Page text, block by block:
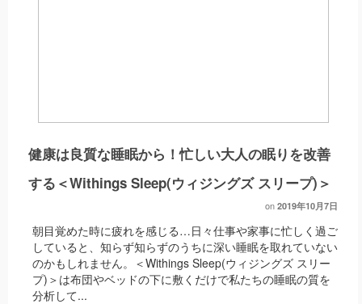
健康は良質な睡眠から！忙しい大人の眠りを改善
する＜Withings Sleep(ウィジングズ スリープ)＞
on 2019年10月7日
朝目覚めた時に疲れを感じる…日々仕事や家事に忙しく過ご
していると、知らず知らずのうちに深い睡眠を取れていない
のかもしれません。＜Withings Sleep(ウィジングズ スリー
プ)＞は布団やベッドの下に敷くだけで私たちの睡眠の質を
分析して...